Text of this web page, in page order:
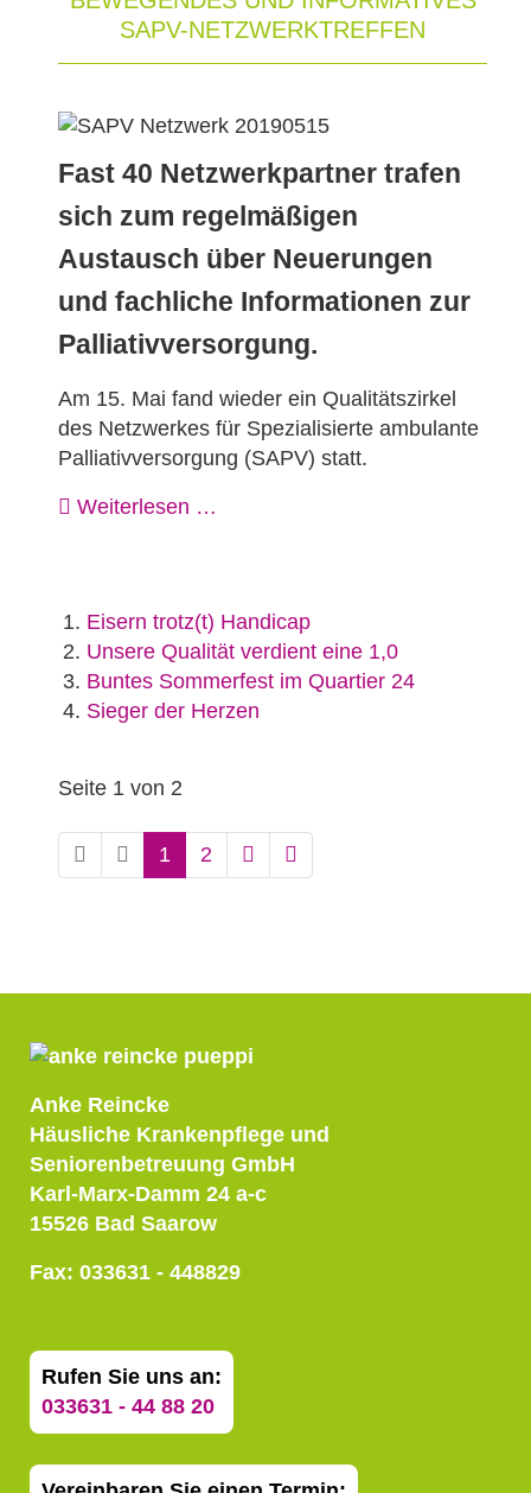
SAPV-NETZWERKTREFFEN
Fast 40 Netzwerkpartner trafen
sich zum regelmäßigen
Austausch über Neuerungen
und fachliche Informationen zur
Palliativversorgung.
Am 15. Mai fand wieder ein Qualitätszirkel
des Netzwerkes für Spezialisierte ambulante
Palliativversorgung (SAPV) statt.
Weiterlesen …
Eisern trotz(t) Handicap
Unsere Qualität verdient eine 1,0
Buntes Sommerfest im Quartier 24
Sieger der Herzen
Seite 1 von 2
1 2
Anke Reincke
Häusliche Krankenpflege und
Seniorenbetreuung GmbH
Karl-Marx-Damm 24 a-c
15526 Bad Saarow
Fax: 033631 - 448829
Rufen Sie uns an:
033631 - 44 88 20